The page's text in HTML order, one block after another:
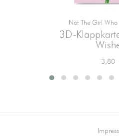
Not The Girl Who
3D-
Preis
3,80